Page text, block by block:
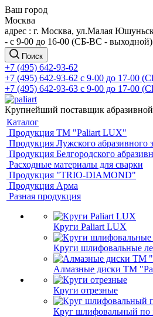
Ваш город
Москва
адрес : г. Москва, ул.Малая
- c 9-00 до 16-00 (СБ-ВС - выходной)
Поиск
+7 (495) 642-93-62
+7 (495) 642-93-62 c 9-00 до 17-00
+7 (495) 642-93-63 c 9-00 до 17-00
Крупнейший поставщик
Каталог
Продукция ТМ "Paliart LUX"
Продукция Лужского абразивного
Продукция Белгородского
Расходные материалы для сварки
Продукция "TRIO-DIAMOND"
Продукция Арма
Разная продукция
Круги Paliart LUX
Круги шлифовальные
Алмазные диски ТМ
Круги отрезные
Круг шлифовальный по